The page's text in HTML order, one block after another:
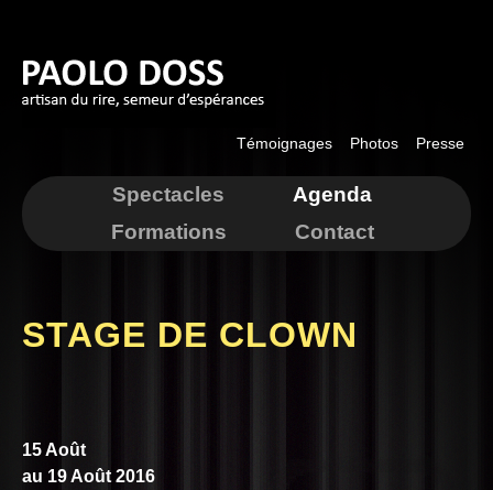
Aller au
contenu
Témoignages Photos Presse
Spectacles
Agenda
Formations
Contact
STAGE DE CLOWN
15 Août
au 19 Août 2016